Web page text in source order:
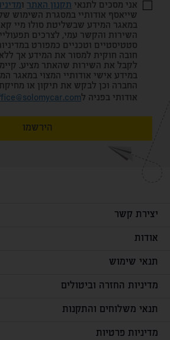
אני מסכים לתנאי תקנון האתר ו
שייאסף אודותיי במסגרת השימוש
במאגר המידע שבשליטת סולו מיי
השירות והקשר עמי, לצרכים
סטטיסטיים וטכניים כמפורט
חובה חוקית למסור את המידע אך
לקבל את השירות שהאתר מציע.
במידע אישי אודותיי המצוי במאגר
החברה וכן לבקש את תיקון או
אודותי בפניה ל
הירשמו
יצירת קשר
אודות
תנאי שימוש
מדיניות החזרה וביטולים
תנאי משלוחים והתקנות
מדיניות פרטיות